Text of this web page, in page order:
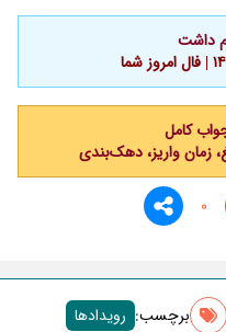
داشت
کامل
0
برچسب‌: رویدادها